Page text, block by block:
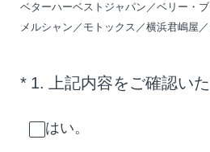
ベターハーベストジャパン／ベリー・
メルシャン／モトックス／横浜君嶋屋
* 1. 上記内容をご確認い
（必須）
はい。